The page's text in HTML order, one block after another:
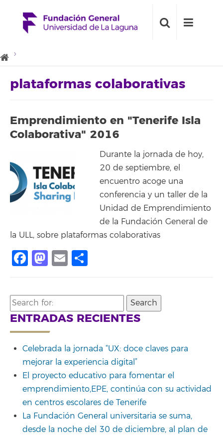
plataformas colaborativas
Emprendimiento en "Tenerife Isla
Colaborativa" 2016
Durante la jornada de hoy,
20 de septiembre, el
encuentro acoge una
conferencia y un taller de la
Unidad de Emprendimiento
de la Fundación General de
la ULL, sobre plataformas colaborativas
Facebook
Mastodon
Email
Search
for:
ENTRADAS RECIENTES
Celebrada la jornada “UX: doce claves para
mejorar la experiencia digital”
El proyecto educativo para fomentar el
emprendimiento,EPE, continúa con su actividad
en centros escolares de Tenerife
La Fundación General universitaria se suma,
desde la noche del 30 de diciembre, al plan de